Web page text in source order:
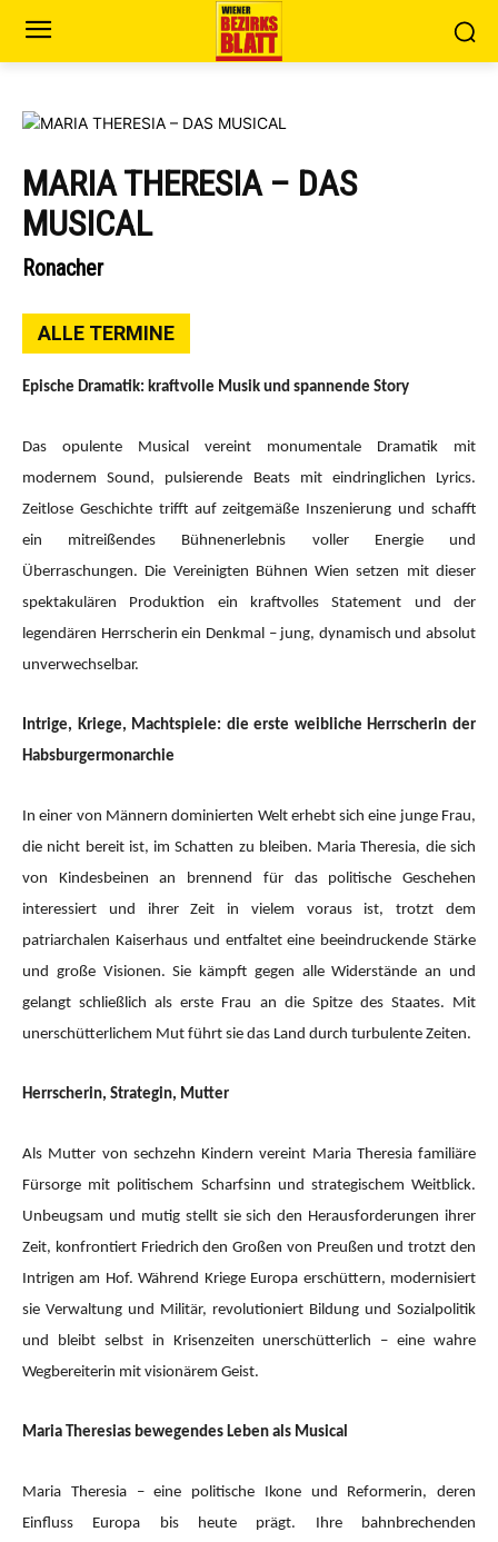
MARIA THERESIA – DAS
MUSICAL
Ronacher
ALLE TERMINE
Epische Dramatik: kraftvolle Musik und spannende Story
Das opulente Musical vereint monumentale Dramatik mit
modernem Sound, pulsierende Beats mit eindringlichen Lyrics.
Zeitlose Geschichte trifft auf zeitgemäße Inszenierung und schafft
ein mitreißendes Bühnenerlebnis voller Energie und
Überraschungen. Die Vereinigten Bühnen Wien setzen mit dieser
spektakulären Produktion ein kraftvolles Statement und der
legendären Herrscherin ein Denkmal – jung, dynamisch und absolut
unverwechselbar.
Intrige, Kriege, Machtspiele: die erste weibliche Herrscherin der
Habsburgermonarchie
In einer von Männern dominierten Welt erhebt sich eine junge Frau,
die nicht bereit ist, im Schatten zu bleiben. Maria Theresia, die sich
von Kindesbeinen an brennend für das politische Geschehen
interessiert und ihrer Zeit in vielem voraus ist, trotzt dem
patriarchalen Kaiserhaus und entfaltet eine beeindruckende Stärke
und große Visionen. Sie kämpft gegen alle Widerstände an und
gelangt schließlich als erste Frau an die Spitze des Staates. Mit
unerschütterlichem Mut führt sie das Land durch turbulente Zeiten.
Herrscherin, Strategin, Mutter
Als Mutter von sechzehn Kindern vereint Maria Theresia familiäre
Fürsorge mit politischem Scharfsinn und strategischem Weitblick.
Unbeugsam und mutig stellt sie sich den Herausforderungen ihrer
Zeit, konfrontiert Friedrich den Großen von Preußen und trotzt den
Intrigen am Hof. Während Kriege Europa erschüttern, modernisiert
sie Verwaltung und Militär, revolutioniert Bildung und Sozialpolitik
und bleibt selbst in Krisenzeiten unerschütterlich – eine wahre
Wegbereiterin mit visionärem Geist.
Maria Theresias bewegendes Leben als Musical
Maria Theresia – eine politische Ikone und Reformerin, deren
Einfluss Europa bis heute prägt. Ihre bahnbrechenden